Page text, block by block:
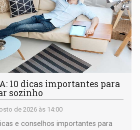
10 dicas importantes para
sozinho
de 2026 às 14:00
e conselhos importantes para